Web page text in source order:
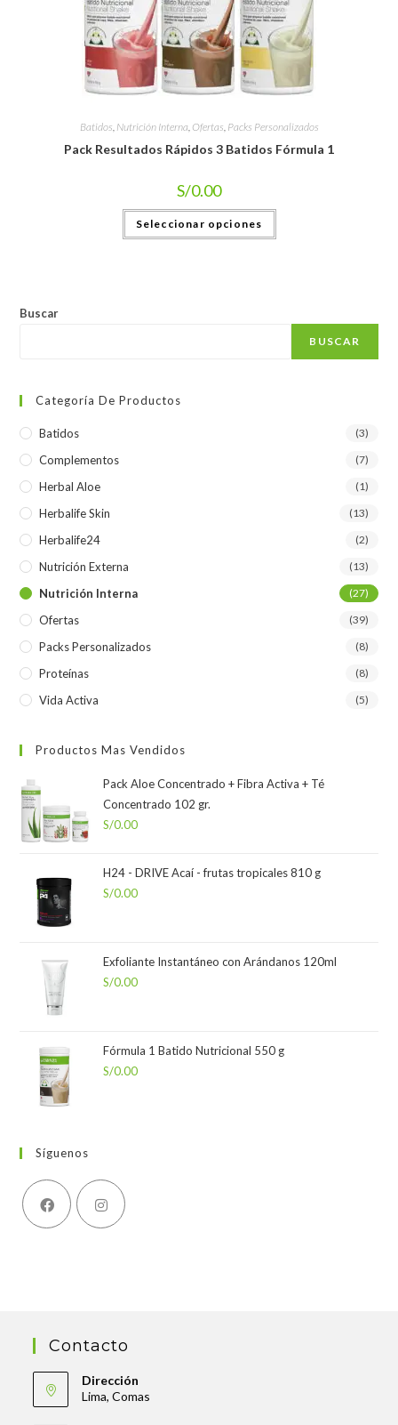
Batidos Nutrición Interna Ofertas Packs Personalizados
Pack Resultados Rápidos 3 Batidos Fórmula 1
S/0.00
Seleccionar opciones
Buscar
BUSCAR
Categoría De Productos
Batidos (3)
Complementos (7)
Herbal Aloe (1)
Herbalife Skin (13)
Herbalife24 (2)
Nutrición Externa (13)
Nutrición Interna (27)
Ofertas (39)
Packs Personalizados (8)
Proteínas (8)
Vida Activa (5)
Productos Mas Vendidos
Pack Aloe Concentrado + Fibra Activa + Té
Concentrado 102 gr.
S/0.00
H24 - DRIVE Acaí - frutas tropicales 810 g
S/0.00
Exfoliante Instantáneo con Arándanos 120ml
S/0.00
Fórmula 1 Batido Nutricional 550 g
S/0.00
Síguenos
Contacto
Dirección
Lima, Comas